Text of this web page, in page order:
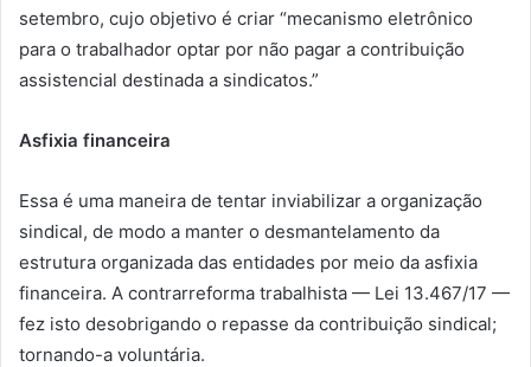
setembro, cujo objetivo é criar “mecanismo eletrônico
para o trabalhador optar por não pagar a contribuição
assistencial destinada a sindicatos.”
Asfixia financeira
Essa é uma maneira de tentar inviabilizar a organização
sindical, de modo a manter o desmantelamento da
estrutura organizada das entidades por meio da asfixia
financeira. A contrarreforma trabalhista — Lei 13.467/17 —
fez isto desobrigando o repasse da contribuição sindical;
tornando-a voluntária.